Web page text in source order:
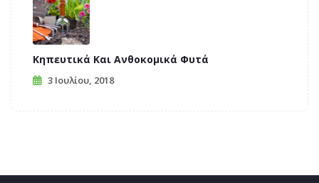
Κηπευτικά Και Ανθοκομικά Φυτά
3 Ιουλίου, 2018